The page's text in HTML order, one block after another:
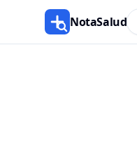
NotaSalud